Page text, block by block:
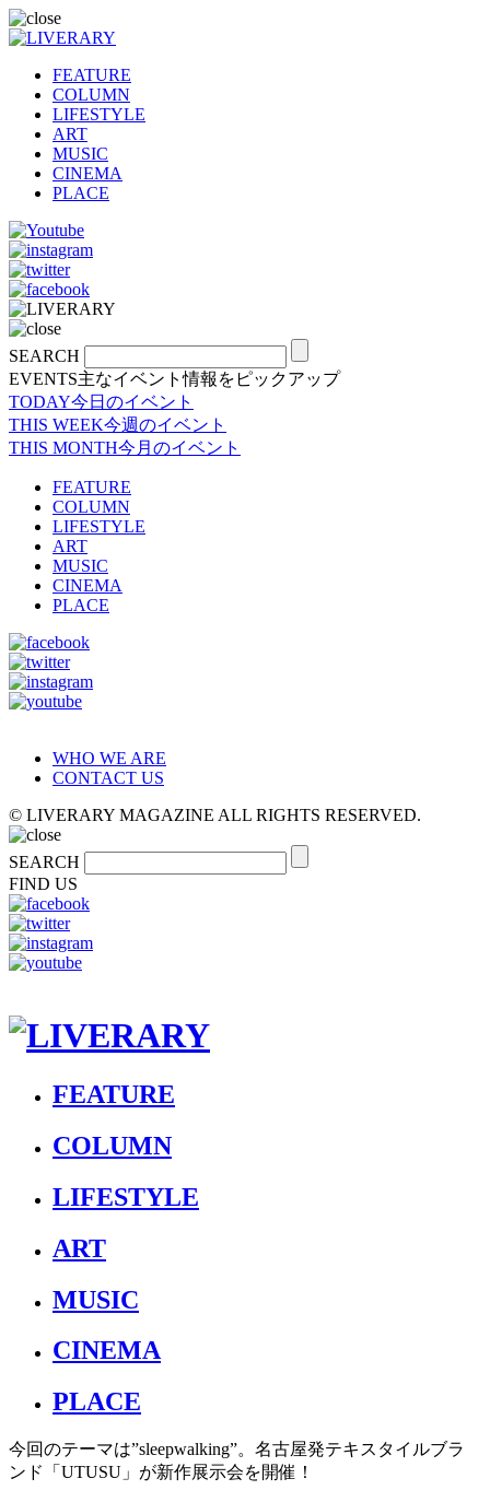
FEATURE
COLUMN
LIFESTYLE
ART
MUSIC
CINEMA
PLACE
SEARCH
EVENTS主なイベント情報をピックアップ
TODAY今日のイベント
THIS WEEK今週のイベント
THIS MONTH今月のイベント
FEATURE
COLUMN
LIFESTYLE
ART
MUSIC
CINEMA
PLACE
WHO WE ARE
CONTACT US
© LIVERARY MAGAZINE ALL RIGHTS RESERVED.
SEARCH
FIND US
FEATURE
COLUMN
LIFESTYLE
ART
MUSIC
CINEMA
PLACE
今回のテーマは”sleepwalking”。名古屋発テキスタイルブラ
ンド「UTUSU」が新作展示会を開催！